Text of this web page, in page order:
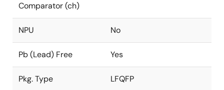
Comparator (ch)
NPU No
Pb (Lead) Free Yes
Pkg. Type LFQFP